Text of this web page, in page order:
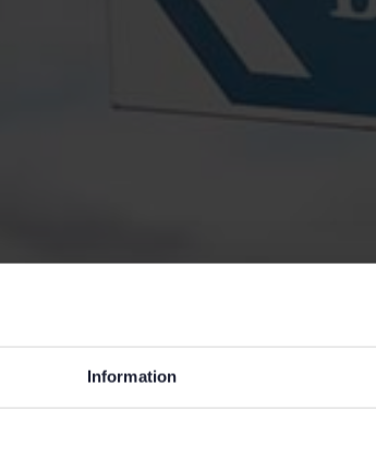
Information